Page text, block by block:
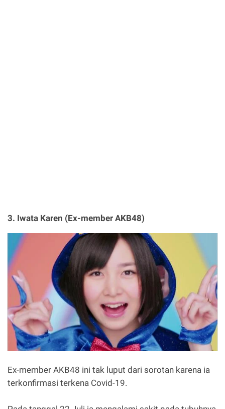
3. Iwata Karen (Ex-member AKB48)
Ex-member AKB48 ini tak luput dari sorotan karena ia
terkonfirmasi terkena Covid-19.